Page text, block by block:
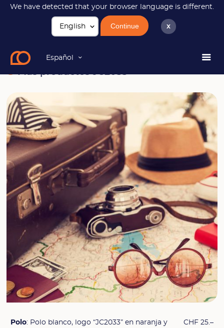
We have detected that your browser language is different.
Continue x
Español
Más productos JC2033
Polo: Polo blanco, logo “JC2033” en naranja y
CHF 25.–